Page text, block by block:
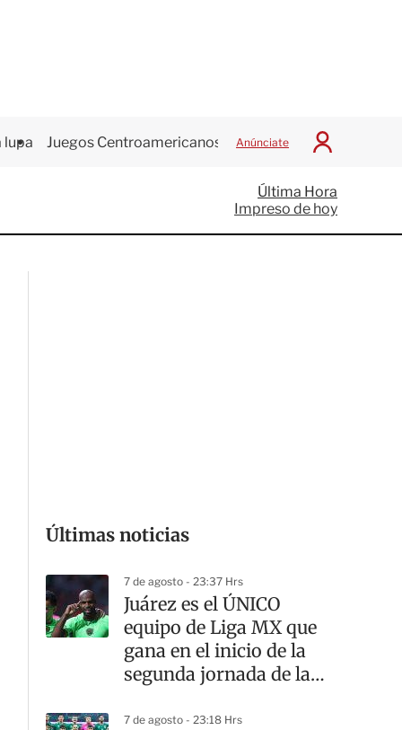
lupa Juegos Centroamericanos Anúnciate
I
c
i
a
Última Hora
Impreso de hoy
Últimas noticias
7 de agosto - 23:37 Hrs
Juárez es el ÚNICO
equipo de Liga MX que
gana en el inicio de la
segunda jornada de la
7 de agosto - 23:18 Hrs